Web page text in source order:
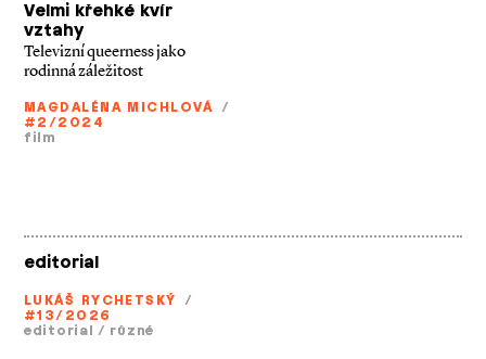
Velmi křehké kvír
vztahy
Televizní queerness jako
rodinná záležitost
MAGDALÉNA MICHLOVÁ /
#2/2024
film
editorial
LUKÁŠ RYCHETSKÝ /
#13/2026
editorial / různé